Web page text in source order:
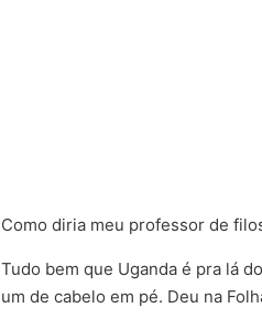
Como diria meu professor de
Tudo bem que Uganda é pra lá
um de cabelo em pé. Deu na